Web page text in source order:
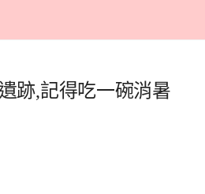
跡,記得吃一碗消暑